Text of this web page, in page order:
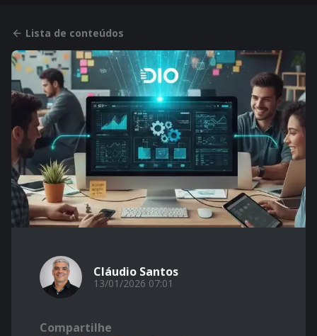
Lista de conteúdos
Cláudio Santos
13/01/2026 07:01
Compartilhe